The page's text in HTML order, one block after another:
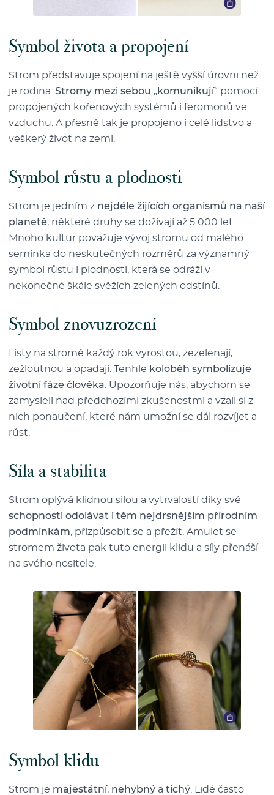
Symbol života a propojení
Strom představuje spojení na ještě vyšší úrovni než
je rodina. Stromy mezi sebou „komunikují“ pomocí
propojených kořenových systémů i feromonů ve
vzduchu. A přesně tak je propojeno i celé lidstvo a
veškerý život na zemi.
Symbol růstu a plodnosti
Strom je jedním z nejdéle žijících organismů na naší
planetě, některé druhy se dožívají až 5 000 let.
Mnoho kultur považuje vývoj stromu od malého
semínka do neskutečných rozměrů za významný
symbol růstu i plodnosti, která se odráží v
nekonečné škále svěžích zelených odstínů.
Symbol znovuzrození
Listy na stromě každý rok vyrostou, zezelenají,
zežloutnou a opadají. Tenhle koloběh symbolizuje
životní fáze člověka . Upozorňuje nás, abychom se
zamysleli nad předchozími zkušenostmi a vzali si z
nich ponaučení, které nám umožní se dál rozvíjet a
růst.
Síla a stabilita
Strom oplývá klidnou silou a vytrvalostí díky své
schopnosti odolávat i těm nejdrsnějším přírodním
podmínkám, přizpůsobit se a přežít. Amulet se
stromem života pak tuto energii klidu a síly přenáší
na svého nositele.
Symbol klidu
Strom je majestátní, nehybný a tichý . Lidé často